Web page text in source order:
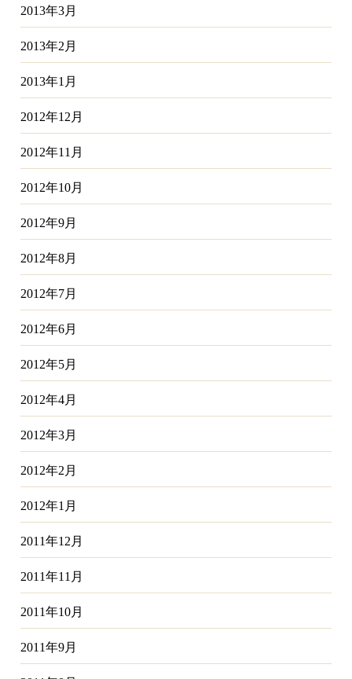
2013年3月
2013年2月
2013年1月
2012年12月
2012年11月
2012年10月
2012年9月
2012年8月
2012年7月
2012年6月
2012年5月
2012年4月
2012年3月
2012年2月
2012年1月
2011年12月
2011年11月
2011年10月
2011年9月